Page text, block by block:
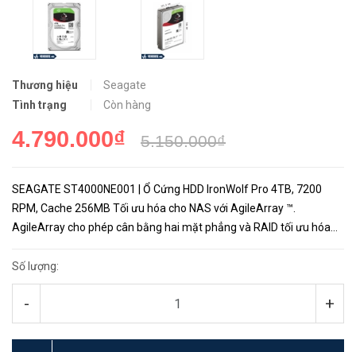
Thương hiệu
Seagate
Tình trạng
Còn hàng
4.790.000₫ 5.150.000₫
SEAGATE ST4000NE001 | Ổ Cứng HDD IronWolf Pro 4TB, 7200
RPM, Cache 256MB Tối ưu hóa cho NAS với AgileArray ™.
AgileArray cho phép cân bằng hai mặt phẳng và RAID tối ưu hóa
khả thi....
Số lượng:
- +